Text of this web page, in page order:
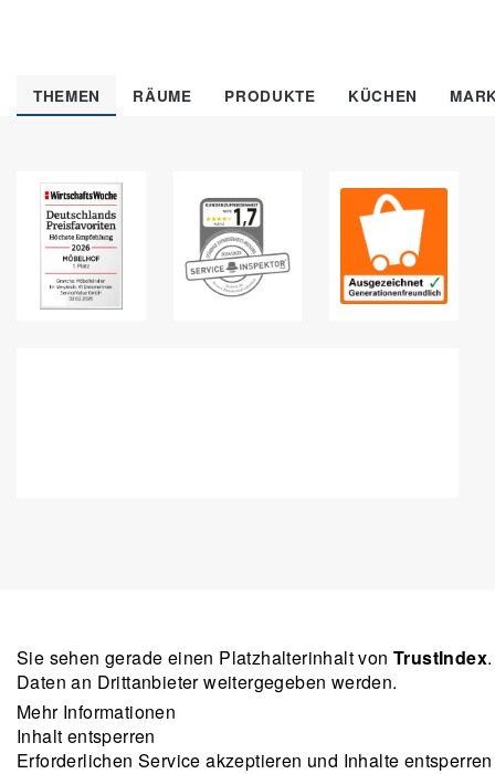
THEMEN RÄUME PRODUKTE KÜCHEN
Sie sehen gerade einen Platzhalterinhalt von TrustIndex
Daten an Drittanbieter weitergegeben werden.
Mehr Informationen
Inhalt entsperren
Erforderlichen Service akzeptieren und Inhalte entsperren